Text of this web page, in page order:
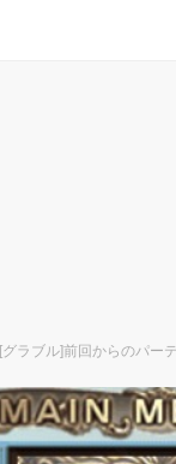
[グラブル]前回からのパー